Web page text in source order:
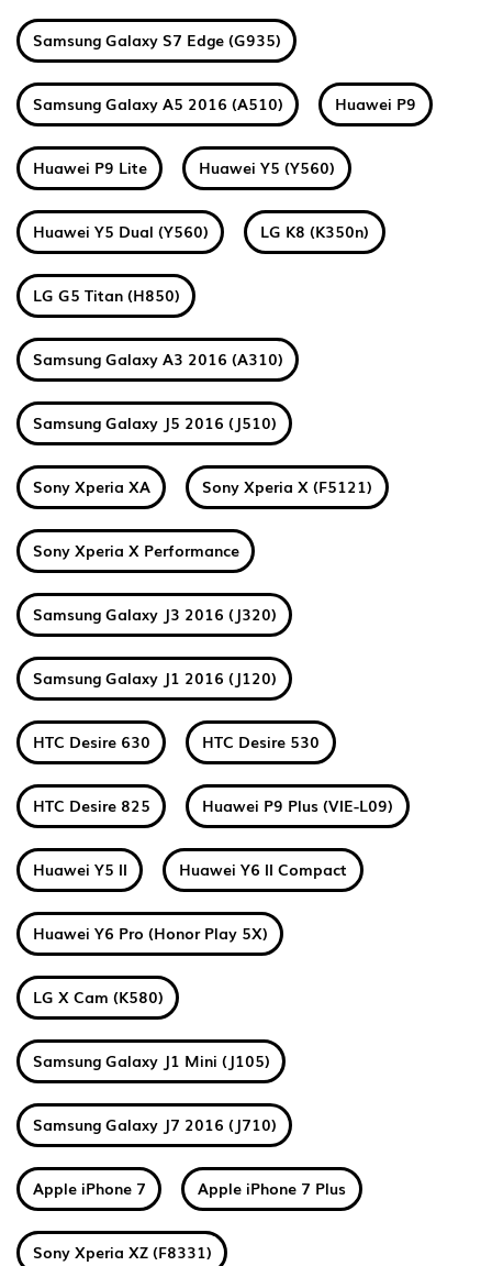
Samsung Galaxy S7 Edge (G935)
Samsung Galaxy A5 2016 (A510) Huawei P9
Huawei P9 Lite Huawei Y5 (Y560)
Huawei Y5 Dual (Y560) LG K8 (K350n)
LG G5 Titan (H850)
Samsung Galaxy A3 2016 (A310)
Samsung Galaxy J5 2016 (J510)
Sony Xperia XA Sony Xperia X (F5121)
Sony Xperia X Performance
Samsung Galaxy J3 2016 (J320)
Samsung Galaxy J1 2016 (J120)
HTC Desire 630 HTC Desire 530
HTC Desire 825 Huawei P9 Plus (VIE-L09)
Huawei Y5 II Huawei Y6 II Compact
Huawei Y6 Pro (Honor Play 5X)
LG X Cam (K580)
Samsung Galaxy J1 Mini (J105)
Samsung Galaxy J7 2016 (J710)
Apple iPhone 7 Apple iPhone 7 Plus
Sony Xperia XZ (F8331)